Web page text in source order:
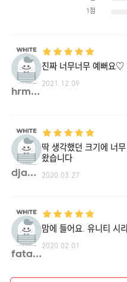
1점
hrm00**
진짜 너무너무 예뻐요♡
2021.12.09
djadb**
딱 생각했던 크기에 너
왔습니다
2020.03.27
fatal**
맘에 들어요. 유니티 시
2020.02.01